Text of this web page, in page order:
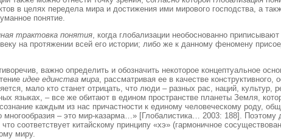
в целях передела мира и достижения ими мирового господства, а
понятие.
трактовка понятия , когда глобализации необоснованно
на протяжении всей его истории; либо же к данному феномену
важно определить и обозначить некоторое концептуальное
идее единства мира , рассматривая ее в качестве
мало кто станет отрицать, что люди – разных рас, наций,
языках, – все же обитают в едином пространстве планеты Земля,
каждым из нас причастности к единому человеческому роду,
многообразия – это мир-казарма…» [Глобалистика… 2003: 188].
соответствует китайскому принципу «хэ» (гармоничное
миру.